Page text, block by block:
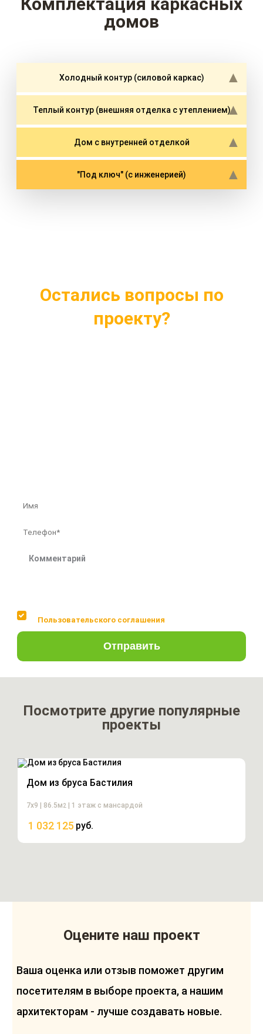
домов
Холодный контур (силовой каркас)
Теплый контур (внешняя отделка с утеплением)
Дом с внутренней отделкой
"Под ключ" (с инженерией)
Остались вопросы по
проекту?
Пользовательского соглашения
Отправить
Посмотрите другие популярные
проекты
Дом из бруса Бастилия
7х9 | 86.5м2 | 1 этаж с мансардой
1 032 125 руб.
Оцените наш проект
Ваша оценка или отзыв поможет другим
посетителям в выборе проекта, а нашим
архитекторам - лучше создавать новые.